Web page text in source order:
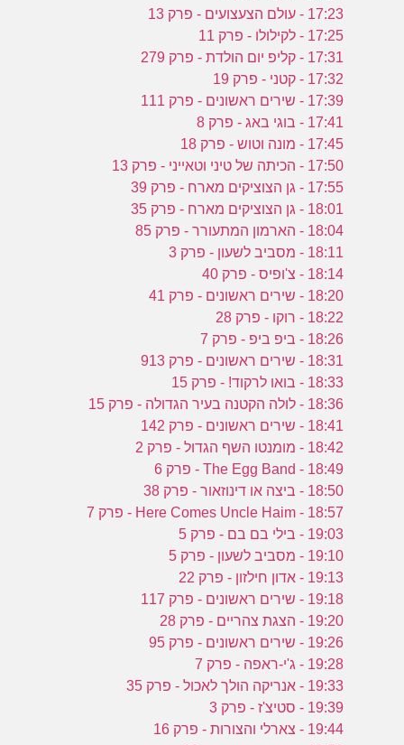
17:23 - עולם הצעצועים - פרק 13
17:25 - לקילולו - פרק 11
17:31 - קליפ יום הולדת - פרק 279
17:32 - קטני - פרק 19
17:39 - שירים ראשונים - פרק 111
17:41 - בוגי באג - פרק 8
17:45 - מונה וטוש - פרק 18
17:50 - הכיתה של טיני וטאייני - פרק 13
17:55 - גן הצוציקים מארח - פרק 39
18:01 - גן הצוציקים מארח - פרק 35
18:04 - הארמון המתעורר - פרק 85
18:11 - מסביב לשעון - פרק 3
18:14 - צ'ופיס - פרק 40
18:20 - שירים ראשונים - פרק 41
18:22 - רוקו - פרק 28
18:26 - ביפ ביפ - פרק 7
18:31 - שירים ראשונים - פרק 913
18:33 - בואו לרקוד! - פרק 15
18:36 - לולה הקטנה בעיר הגדולה - פרק 15
18:41 - שירים ראשונים - פרק 142
18:42 - מומנטו השף הגדול - פרק 2
18:49 - The Egg Band - פרק 6
18:50 - ביצה או דינוזאור - פרק 38
18:57 - Here Comes Uncle Haim - פרק 7
19:03 - בילי בם בם - פרק 5
19:10 - מסביב לשעון - פרק 5
19:13 - אדון חילזון - פרק 22
19:18 - שירים ראשונים - פרק 117
19:20 - הצגת צהריים - פרק 28
19:26 - שירים ראשונים - פרק 95
19:28 - ג'י-ראפה - פרק 7
19:33 - אנריקה הולך לאכול - פרק 35
19:39 - סטיצ'ז - פרק 3
19:44 - צארלי והצורות - פרק 16